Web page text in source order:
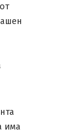
има